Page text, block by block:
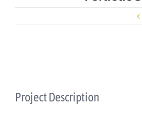
Project Description